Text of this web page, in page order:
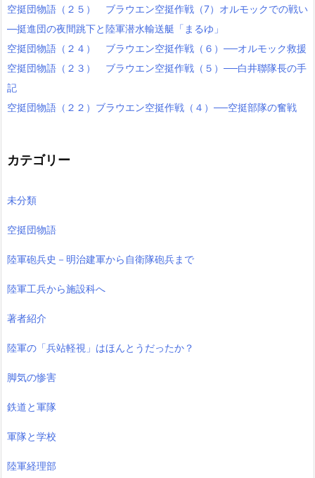
空挺団物語（２５） ブラウエン空挺作戦（7）オルモックでの戦い
―挺進団の夜間跳下と陸軍潜水輸送艇「まるゆ」
空挺団物語（２４） ブラウエン空挺作戦（６）──オルモック救援
空挺団物語（２３） ブラウエン空挺作戦（５）──白井聯隊長の手
記
空挺団物語（２２）ブラウエン空挺作戦（４）──空挺部隊の奮戦
カテゴリー
未分類
空挺団物語
陸軍砲兵史－明治建軍から自衛隊砲兵まで
陸軍工兵から施設科へ
著者紹介
陸軍の「兵站軽視」はほんとうだったか？
脚気の惨害
鉄道と軍隊
軍隊と学校
陸軍経理部